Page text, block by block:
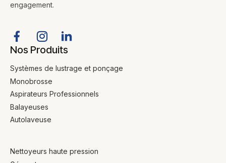
engagement.
Nos Produits
Systèmes de lustrage et ponçage
Monobrosse
Aspirateurs Professionnels
Balayeuses
Autolaveuse
Nettoyeurs haute pression